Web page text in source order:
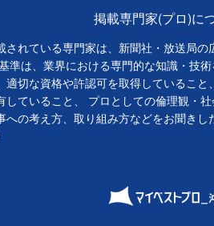
掲載専門家(プロ)に
されている専門家は、新聞社・放送局
準は、業界における専門的な知識・技
適切な資格や許認可を取得しているこ
していること、 プロとしての倫理観・
への考え方、取り組み方などをお聞き